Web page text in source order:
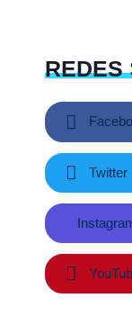
REDES
Twitter